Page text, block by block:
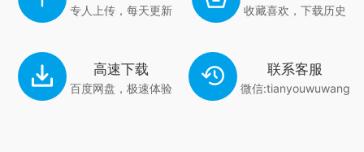
专人上传，每天更新 收藏喜欢，下载历史
高速下载
百度网盘，极速体验
联系客服
微信:tianyouwuwang